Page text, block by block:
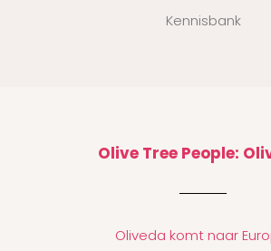
Kennisbank
Olive Tree People:
Oliveda komt naar